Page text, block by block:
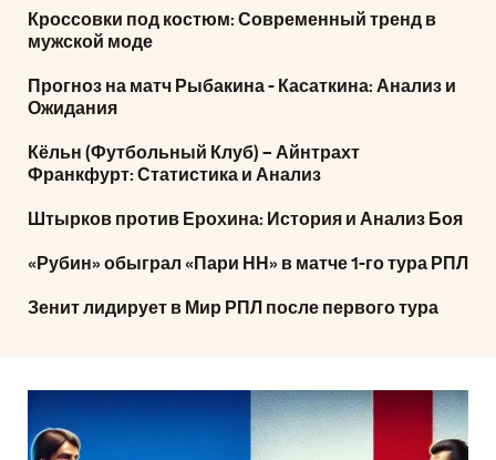
Кроссовки под костюм: Современный тренд в
мужской моде
Прогноз на матч Рыбакина - Касаткина: Анализ и
Ожидания
Кёльн (Футбольный Клуб) – Айнтрахт
Франкфурт: Статистика и Анализ
Штырков против Ерохина: История и Анализ Боя
«Рубин» обыграл «Пари НН» в матче 1-го тура РПЛ
Зенит лидирует в Мир РПЛ после первого тура